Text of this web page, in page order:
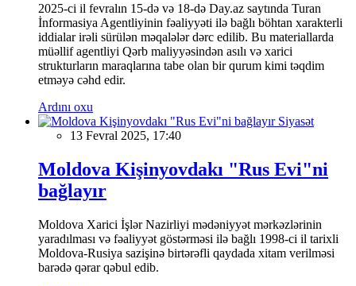
2025-ci il fevralın 15-də və 18-də Day.az saytında Turan
İnformasiya Agentliyinin fəaliyyəti ilə bağlı böhtan xarakterli
iddialar irəli sürülən məqalələr dərc edilib. Bu materiallarda
müəllif agentliyi Qərb maliyyəsindən asılı və xarici
strukturların maraqlarına tabe olan bir qurum kimi təqdim
etməyə cəhd edir.
Ardını oxu
Siyasət
13 Fevral 2025, 17:40
Moldova Kişinyovdakı "Rus Evi"ni
bağlayır
Moldova Xarici İşlər Nazirliyi mədəniyyət mərkəzlərinin
yaradılması və fəaliyyət göstərməsi ilə bağlı 1998-ci il tarixli
Moldova-Rusiya sazişinə birtərəfli qaydada xitam verilməsi
barədə qərar qəbul edib.